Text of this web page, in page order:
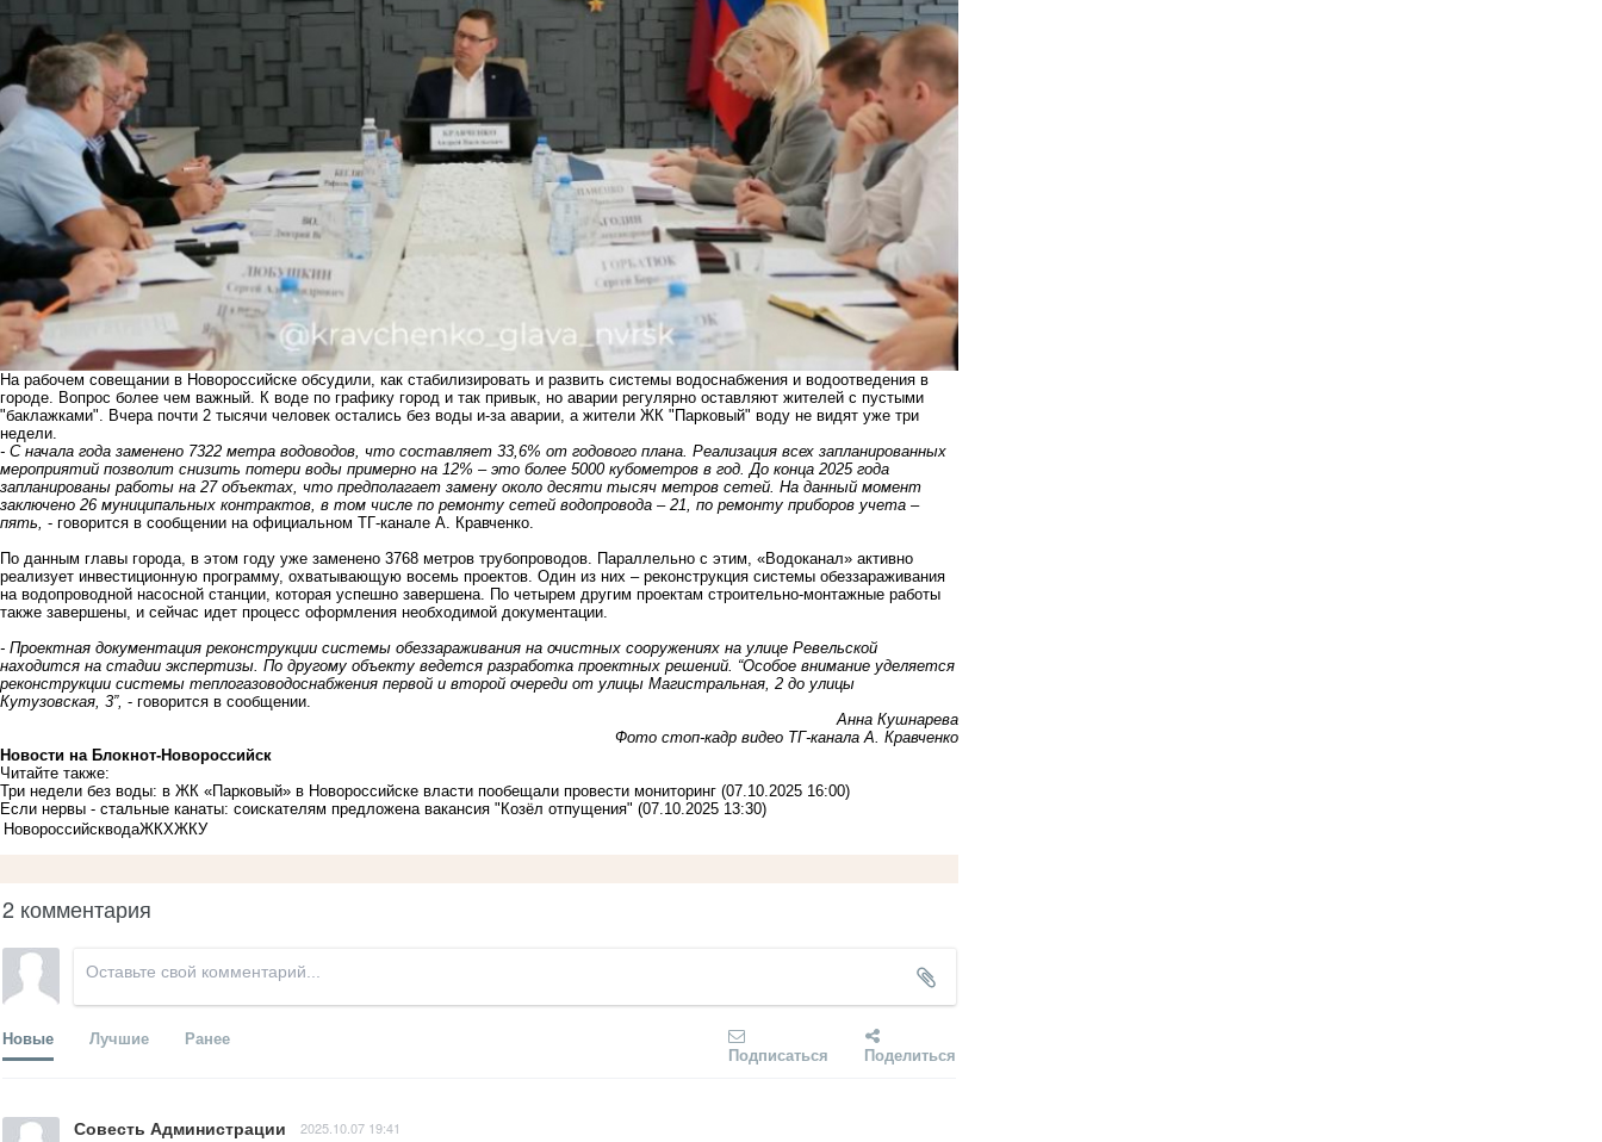
На рабочем совещании в Новороссийске обсудили, как стабилизировать и развить системы водоснабжения и водоотведения в
городе. Вопрос более чем важный. К воде по графику город и так привык, но аварии регулярно оставляют жителей с пустыми
"баклажками". Вчера почти 2 тысячи человек остались без воды и-за аварии, а жители ЖК "Парковый" воду не видят уже три
недели.
- С начала года заменено 7322 метра водоводов, что составляет 33,6% от годового плана. Реализация всех запланированных
мероприятий позволит снизить потери воды примерно на 12% – это более 5000 кубометров в год. До конца 2025 года
запланированы работы на 27 объектах, что предполагает замену около десяти тысяч метров сетей. На данный момент
заключено 26 муниципальных контрактов, в том числе по ремонту сетей водопровода – 21, по ремонту приборов учета –
пять, - говорится в сообщении на официальном ТГ-канале А. Кравченко.
По данным главы города, в этом году уже заменено 3768 метров трубопроводов. Параллельно с этим, «Водоканал» активно
реализует инвестиционную программу, охватывающую восемь проектов. Один из них – реконструкция системы обеззараживания
на водопроводной насосной станции, которая успешно завершена. По четырем другим проектам строительно-монтажные работы
также завершены, и сейчас идет процесс оформления необходимой документации.
- Проектная документация реконструкции системы обеззараживания на очистных сооружениях на улице Ревельской
находится на стадии экспертизы. По другому объекту ведется разработка проектных решений. “Особое внимание уделяется
реконструкции системы теплогазоводоснабжения первой и второй очереди от улицы Магистральная, 2 до улицы
Кутузовская, 3”, - говорится в сообщении.
Анна Кушнарева
Фото стоп-кадр видео ТГ-канала А. Кравченко
Новости на Блoкнoт-Новороссийск
Читайте также:
Три недели без воды: в ЖК «Парковый» в Новороссийске власти пообещали провести мониторинг (07.10.2025 16:00)
Если нервы - стальные канаты: соискателям предложена вакансия "Козёл отпущения" (07.10.2025 13:30)
НовороссийскводаЖКХЖКУ
2 комментария
Новые Лучшие Ранее
Подписаться Поделиться
Совесть Администрации 2025.10.07 19:41